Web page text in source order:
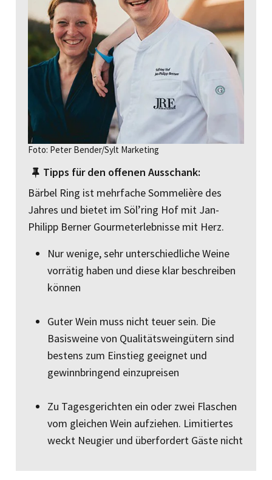
Foto: Peter Bender/Sylt Marketing
Tipps für den offenen Ausschank:
Bärbel Ring ist mehrfache Sommelière des
Jahres und bietet im Söl’ring Hof mit Jan-
Philipp Berner Gourmeterlebnisse mit Herz.
Nur wenige, sehr unterschiedliche Weine
vorrätig haben und diese klar beschreiben
können
Guter Wein muss nicht teuer sein. Die
Basisweine von Qualitäts­weingütern sind
bestens zum Einstieg geeignet und
gewinnbrin­gend einzupreisen
Zu Tagesgerichten ein oder zwei Flaschen
vom gleichen Wein aufziehen. Limitiertes
weckt Neugier und überfordert Gäste nicht